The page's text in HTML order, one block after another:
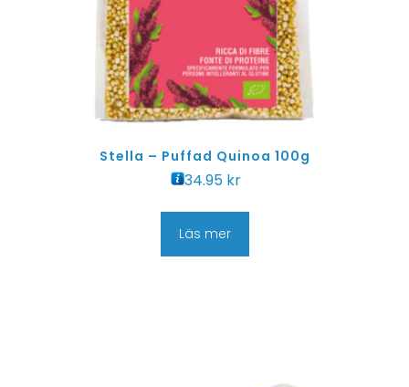
Stella – Puffad Quinoa 100g
34.95 kr
Läs mer